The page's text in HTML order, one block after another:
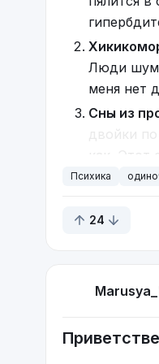
Люди
меня нет
Сны из
двойки
Работа и
давить
Психика
24